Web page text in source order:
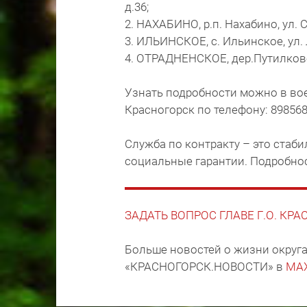
д.36;
2. НАХАБИНО, р.п. Нахабино, ул.
3. ИЛЬИНСКОЕ, с. Ильинское, ул.
4. ОТРАДНЕНСКОЕ,
Узнать подробности можно в
Красногорск по телефону:
Служба по контракту – это
социальные гарантии.
ЗАДАТЬ ВОПРОС ГЛАВЕ Г.О.
Больше новостей о жизни
«КРАСНОГОРСК.НОВОСТИ» в